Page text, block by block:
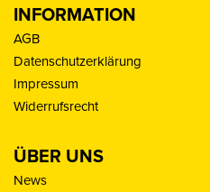
INFORMATION
AGB
Datenschutzerklärung
Impressum
Widerrufsrecht
ÜBER UNS
News